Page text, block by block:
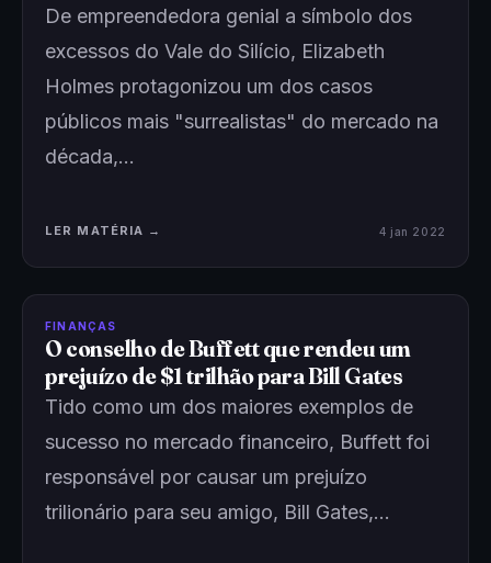
De empreendedora genial a símbolo dos
excessos do Vale do Silício, Elizabeth
Holmes protagonizou um dos casos
públicos mais "surrealistas" do mercado na
década,…
LER MATÉRIA → 4 jan 2022
FINANÇAS
O conselho de Buffett que rendeu um
prejuízo de $1 trilhão para Bill Gates
Tido como um dos maiores exemplos de
sucesso no mercado financeiro, Buffett foi
responsável por causar um prejuízo
trilionário para seu amigo, Bill Gates,…